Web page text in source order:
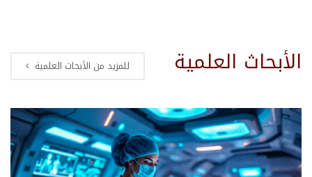
الأبحاث العلمية للمزيد من الأبحاث العلمية